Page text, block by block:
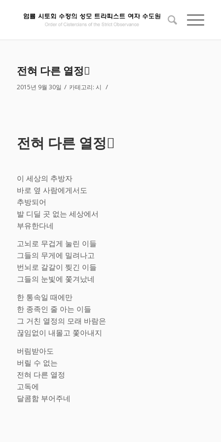
전혀 다른 열정
2015년 9월 30일 / 카테고리: 시 /
전혀 다른 열정
이 세상의 추방자
바로 옆 사람에게서도
추방되어
발 디딜 곳 없는 세상에서
부유한다네
고뇌로 무겁게 눌린 이들
그들의 무게에 밀려나고
번뇌로 갈갈이 찢긴 이들
그들의 눈빛에 쫓겨났네
한 통속일 때에만
한 종족인 줄 아는 이들
그 거친 열정의 모래 바람은
끊임없이 내몰고 쫓아내지
버림받아도
버릴 수 없는
전혀 다른 열정
고독에
달콤함 부어주네